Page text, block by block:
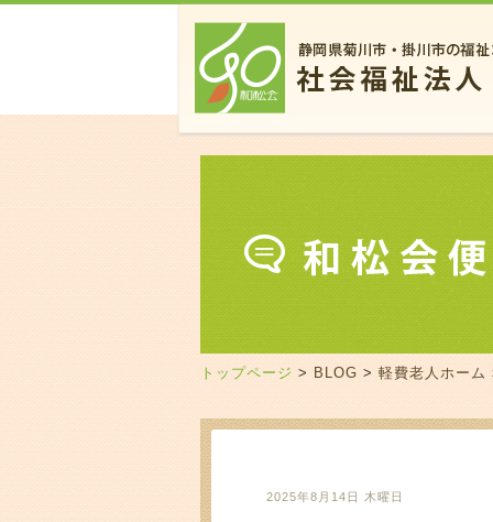
トップページ > BLOG > 軽費老人ホーム
2025年8月14日 木曜日